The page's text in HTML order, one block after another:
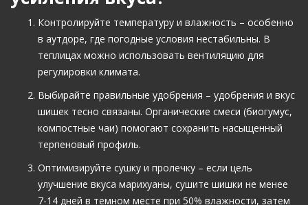
Контролируйте температуру и влажность – особенно
в аутдоре, где погодные условия нестабильны. В
теплицах можно использовать вентиляцию для
регулировки климата.
Выбирайте правильные удобрения – удобрения и вкус
шишек тесно связаны. Органические смеси (биогумус,
компостные чаи) помогают сохранить насыщенный
терпеновый профиль.
Оптимизируйте сушку и пролечку – если цель
улучшение вкуса марихуаны, сушите шишки не менее
7-14 дней в темном месте при 50% влажности, затем